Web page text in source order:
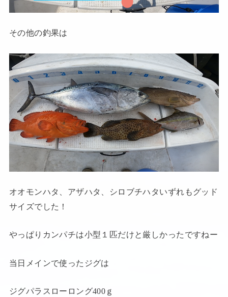
その他の釣果は
オオモンハタ、アザハタ、シロブチハタいずれもグッド
サイズでした！
やっぱりカンパチは小型１匹だけと厳しかったですねー
当日メインで使ったジグは
ジグパラスローロング400ｇ